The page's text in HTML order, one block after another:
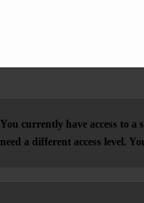
You currently have access to
need a different access level.